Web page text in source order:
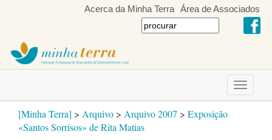
Acerca da Minha Terra Área de Associados
Toggle
[Minha Terra] > Arquivo > Arquivo 2007 > Exposição
«Santos Sorrisos» de Rita Matias